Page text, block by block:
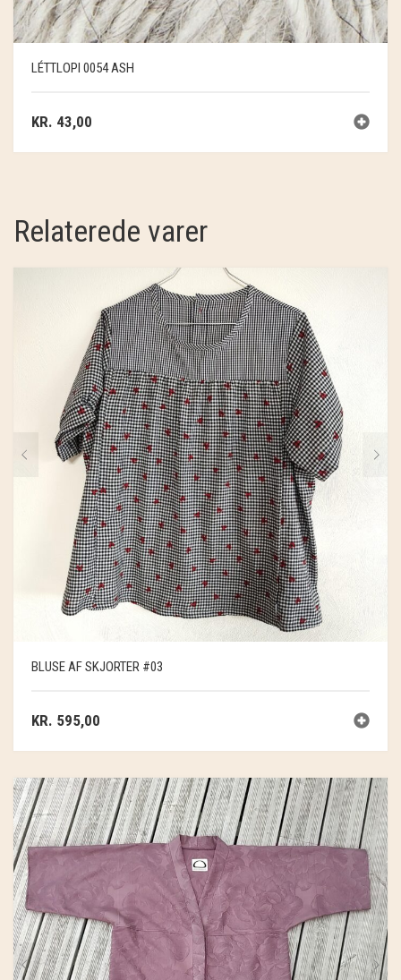
LÉTTLOPI 0054 ASH
KR. 43,00
Relaterede varer
BLUSE AF SKJORTER #03
KR. 595,00